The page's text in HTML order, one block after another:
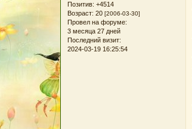
Позитив: +4514
Возраст: 20 [2006-03-30]
Провел на форуме:
3 месяца 27 дней
Последний визит:
2024-03-19 16:25:54